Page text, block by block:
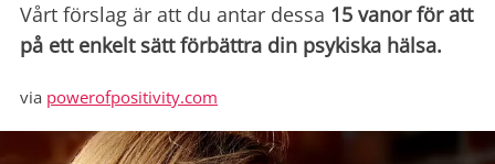
Vårt förslag är att du antar dessa 15 vanor för att
på ett enkelt sätt förbättra din psykiska hälsa.
via powerofpositivity.com